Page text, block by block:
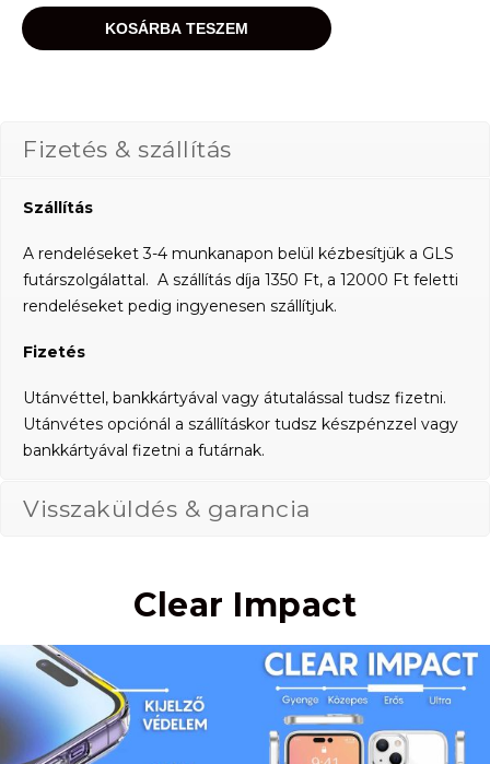
KOSÁRBA TESZEM
Fizetés & szállítás
Szállítás
A rendeléseket 3-4 munkanapon belül kézbesítjük a GLS
futárszolgálattal. A szállítás díja 1350 Ft, a 12000 Ft feletti
rendeléseket pedig ingyenesen szállítjuk.
Fizetés
Utánvéttel, bankkártyával vagy átutalással tudsz fizetni.
Utánvétes opciónál a szállításkor tudsz készpénzzel vagy
bankkártyával fizetni a futárnak.
Visszaküldés & garancia
Clear Impact